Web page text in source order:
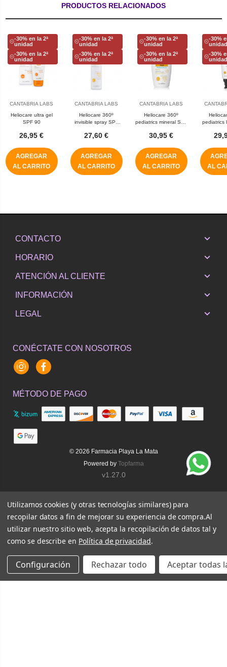
PRODUCTOS RELACIONADOS
-30% en la 2ª
unidad
-30% en la 2ª
unidad
CANTABRIA LABS
Heliocare ultra gel
SPF 90
26,95 €
AGREGAR
AL CARRITO
-30% en la 2ª
unidad
-30% en la 2ª
unidad
CANTABRIA LABS
Heliocare 360º
invisible spray SPF
27,60 €
AGREGAR
AL CARRITO
-30% en la 2ª
unidad
-30% en la 2ª
unidad
CANTABRIA LABS
Heliocare 360º
pediatrics mineral SPF
30,95 €
AGREGAR
AL CARRITO
-30%
-30%
pediatrics
AL
CONTACTO
HORARIO
ATENCIÓN AL CLIENTE
INFORMACIÓN
LEGAL
CONÉCTATE CON NOSOTROS
InstagramFacebook
MÉTODO DE PAGO
© 2026 Farmacia Playa La Mata
Powered by Topfarma
v1.27.0
Utilizamos cookies (y otras tecnologías similares) para
recopilar datos a fin de mejorar su experiencia de compra.Al
utilizar nuestro sitio web, acepta la recopilación de datos tal y
como se describe en Política de privacidad.
Configuración Rechazar todo Aceptar todas